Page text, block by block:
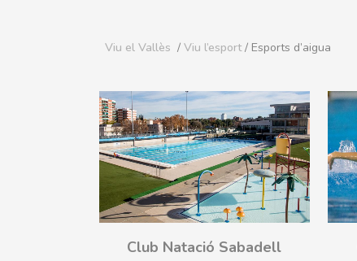
Viu el Vallès / Viu l’esport/ Esports d’aigua
Som-hi
Club Natació Sabadell